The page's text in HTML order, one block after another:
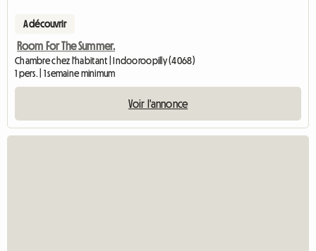
A découvrir
Room For The Summer.
Chambre chez l'habitant | Indooroopilly (4068)
1 pers. | 1 semaine minimum
Voir l'annonce